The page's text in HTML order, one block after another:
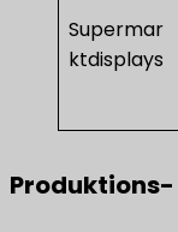
Supermar
ktdisplays